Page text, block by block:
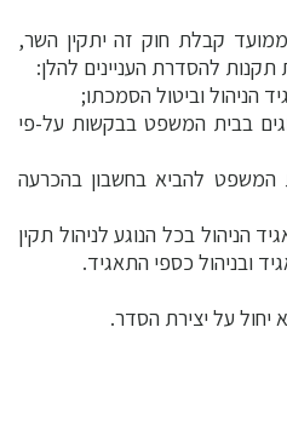
קבלת חוק זה יתקין השר,
להסדרת העניינים להלן:
בבית המשפט בבקשות על-פי
להביא בחשבון בהכרעה
הניהול בכל הנוגע לניהול תקין
ובניהול כספי התאגיד.